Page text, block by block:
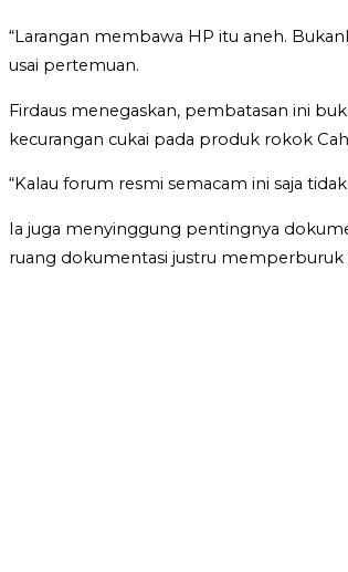
“Larangan membawa HP itu aneh.
usai pertemuan.
Firdaus menegaskan, pembatasan ini
kecurangan cukai pada produk rokok
“Kalau forum resmi semacam ini saja
Ia juga menyinggung pentingnya
ruang dokumentasi justru memperburuk